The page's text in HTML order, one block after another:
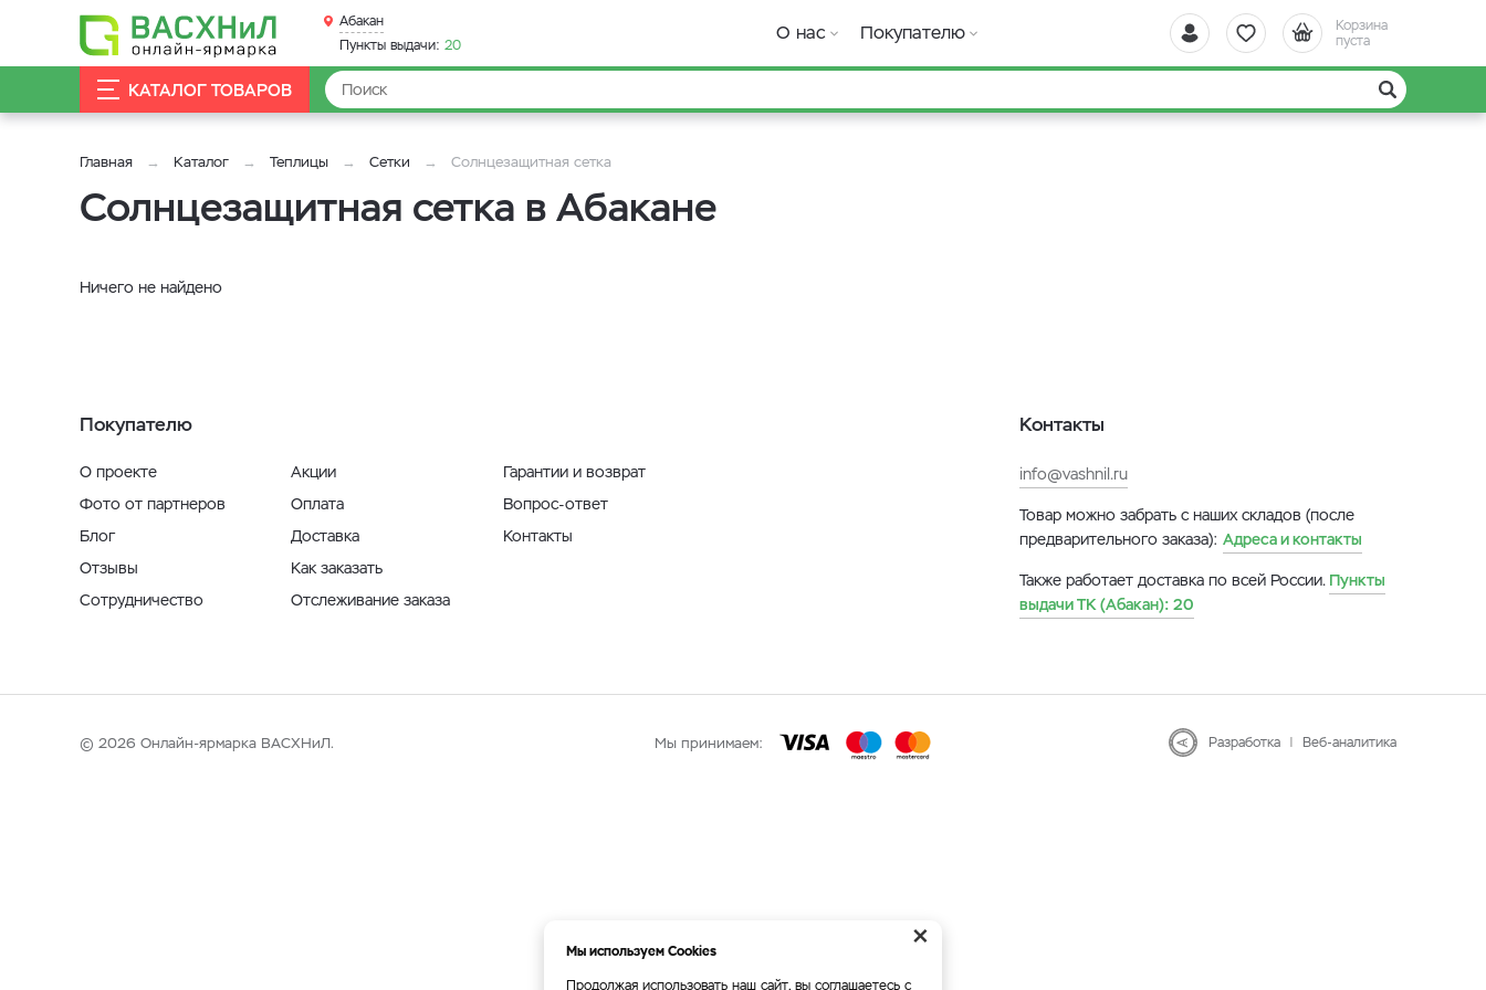
Корзина
пуста
Абакан
Пункты выдачи: 20
О нас Покупателю
КАТАЛОГ ТОВАРОВ
Главная Каталог Теплицы Сетки Солнцезащитная сетка
Солнцезащитная сетка в Абакане
Ничего не найдено
Покупателю
О проекте
Фото от партнеров
Блог
Отзывы
Сотрудничество
Акции
Оплата
Доставка
Как заказать
Отслеживание заказа
Гарантии и возврат
Вопрос-ответ
Контакты
Контакты
info@vashnil.ru
Товар можно забрать с наших складов (после
предварительного заказа): Адреса и контакты
Также работает доставка по всей России. Пункты
выдачи ТК (Абакан): 20
© 2026 Онлайн-ярмарка ВАСХНиЛ. Мы принимаем: Разработка | Веб-аналитика
×
Мы используем Cookies
Продолжая использовать наш сайт, вы соглашаетесь с